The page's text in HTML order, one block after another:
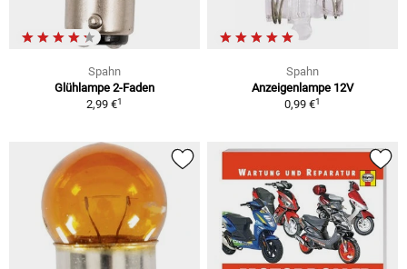
Spahn
Glühlampe 2-Faden
2,99 €1
Spahn
Anzeigenlampe 12V
0,99 €1